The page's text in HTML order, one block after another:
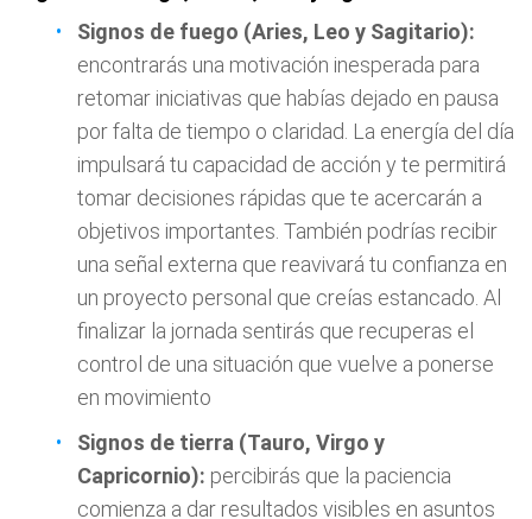
Signos de fuego (Aries, Leo y Sagitario):
encontrarás una motivación inesperada para
retomar iniciativas que habías dejado en pausa
por falta de tiempo o claridad. La energía del día
impulsará tu capacidad de acción y te permitirá
tomar decisiones rápidas que te acercarán a
objetivos importantes. También podrías recibir
una señal externa que reavivará tu confianza en
un proyecto personal que creías estancado. Al
finalizar la jornada sentirás que recuperas el
control de una situación que vuelve a ponerse
en movimiento
Signos de tierra (Tauro, Virgo y
Capricornio): percibirás que la paciencia
comienza a dar resultados visibles en asuntos